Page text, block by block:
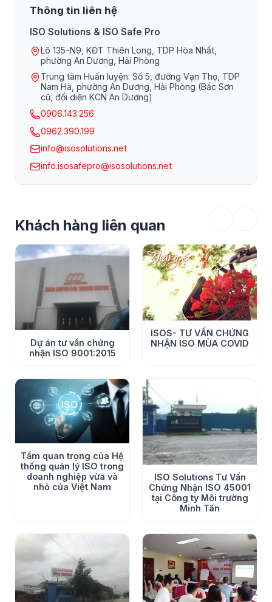
Thông tin liên hệ
ISO Solutions & ISO Safe Pro
Lô 135-N9, KĐT Thiên Long, TDP Hòa Nhất,
phường An Dương, Hải Phòng
Trung tâm Huấn luyện: Số 5, đường Vạn Thọ, TDP
Nam Hà, phường An Dương, Hải Phòng (Bắc Sơn
cũ, đối diện KCN An Dương)
0906.143.256
0962.390.199
info@isosolutions.net
info.isosafepro@isosolutions.net
Khách hàng liên quan
Dự án tư vấn chứng
nhận ISO 9001:2015
ISOS- TƯ VẤN CHỨNG
NHẬN ISO MÙA COVID
Tầm quan trọng của Hệ
thống quản lý ISO trong
doanh nghiệp vừa và
nhỏ của Việt Nam
ISO Solutions Tư Vấn
Chứng Nhận ISO 45001
tại Công ty Môi trường
Minh Tân